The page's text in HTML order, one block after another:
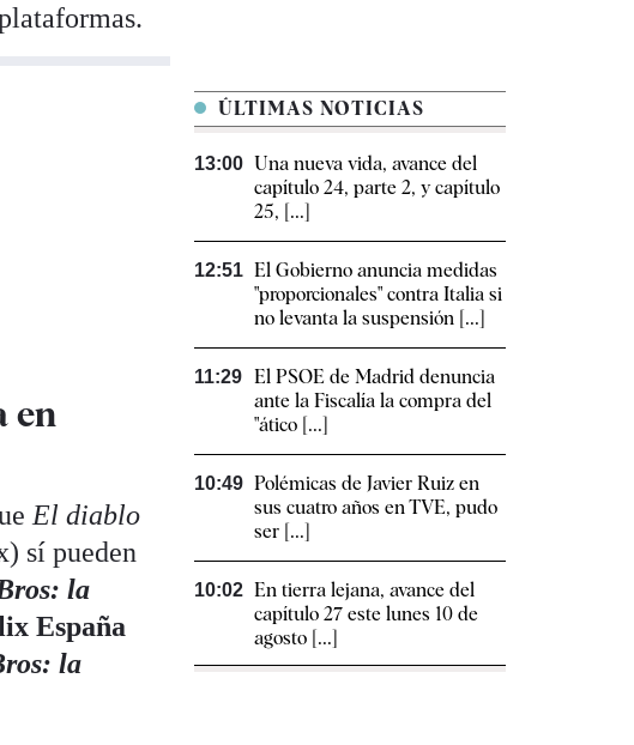
en
El diablo
sí pueden
la
España
la
ÚLTIMAS NOTICIAS
13:00 Una nueva vida, avance del
capítulo 24, parte 2, y capítulo
25, [...]
12:51 El Gobierno anuncia medidas
"proporcionales" contra Italia si
no levanta la suspensión [...]
11:29 El PSOE de Madrid denuncia
ante la Fiscalía la compra del
"ático [...]
10:49 Polémicas de Javier Ruiz en
sus cuatro años en TVE, pudo
ser [...]
10:02 En tierra lejana, avance del
capítulo 27 este lunes 10 de
agosto [...]